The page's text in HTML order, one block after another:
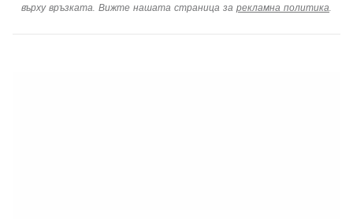
върху връзката. Вижте нашата страница за рекламна политика.